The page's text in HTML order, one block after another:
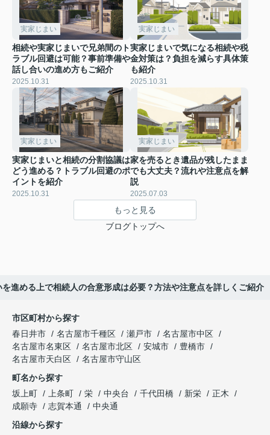
実家じまい
相続や実家じまいで兄弟間のト
ラブル回避は可能？事前準備や
話し合いの進め方もご紹介
2025.10.31
実家じまい
実家じまいで気になる相続や税
金対策は？負担を減らす具体策
も紹介
2025.10.31
実家じまい
実家じまいと相続の分割協議は
どう進める？トラブル回避のポ
イントを紹介
2025.10.31
実家じまい
家を売るとき遺品が残したまま
でも大丈夫？流れや注意点を解
説
2025.07.03
もっと見る
ブログトップへ
を進める上で相続人の合意形成は必要？方法や注意点を詳しくご紹介
市区町村から探す
春日井市
名古屋市千種区 瀬戸市
名古屋市中区
名古屋市名東区
名古屋市北区 安城市
豊橋市
名古屋市天白区
名古屋市守山区
町名から探す
坂上町
上条町 栄 中央台 千代田橋 新栄
正木
成願寺
志賀本通
中央通
沿線から探す